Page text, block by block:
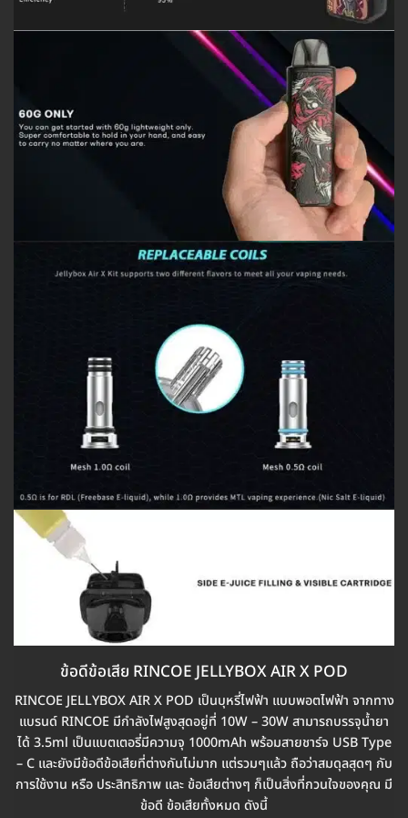
ข้อดีข้อเสีย RINCOE JELLYBOX AIR X POD
RINCOE JELLYBOX AIR X POD เป็นบุหรี่ไฟฟ้า แบบพอตไฟฟ้า จากทาง
แบรนด์ RINCOE มีกำลังไฟสูงสุดอยู่ที่ 10W – 30W สามารถบรรจุน้ำยา
ได้ 3.5ml เป็นแบตเตอรี่มีความจุ 1000mAh พร้อมสายชาร์จ USB Type
– C และยังมีข้อดีข้อเสียที่ต่างกันไม่มาก แต่รวมๆแล้ว ถือว่าสมดุลสุดๆ กับ
การใช้งาน หรือ ประสิทธิภาพ และ ข้อเสียต่างๆ ก็เป็นสิ่งที่กวนใจของคุณ มี
ข้อดี ข้อเสียทั้งหมด ดังนี้